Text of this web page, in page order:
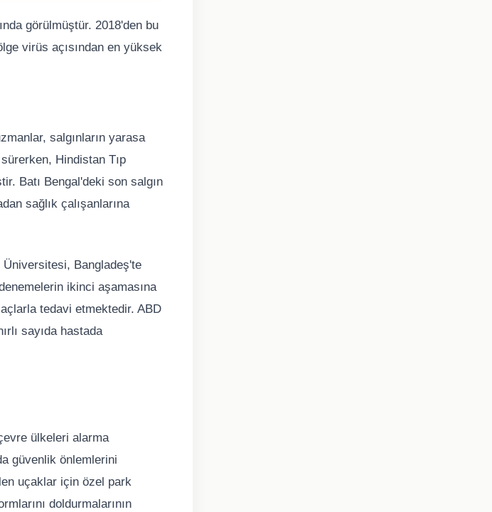
görülmüştür. 2018'den bu
virüs açısından en yüksek
salgınların yarasa
Hindistan Tıp
Batı Bengal'deki son salgın
sağlık çalışanlarına
Üniversitesi, Bangladeş'te
ikinci aşamasına
tedavi etmektedir. ABD
sayıda hastada
ülkeleri alarma
güvenlik önlemlerini
uçaklar için özel park
doldurmalarının